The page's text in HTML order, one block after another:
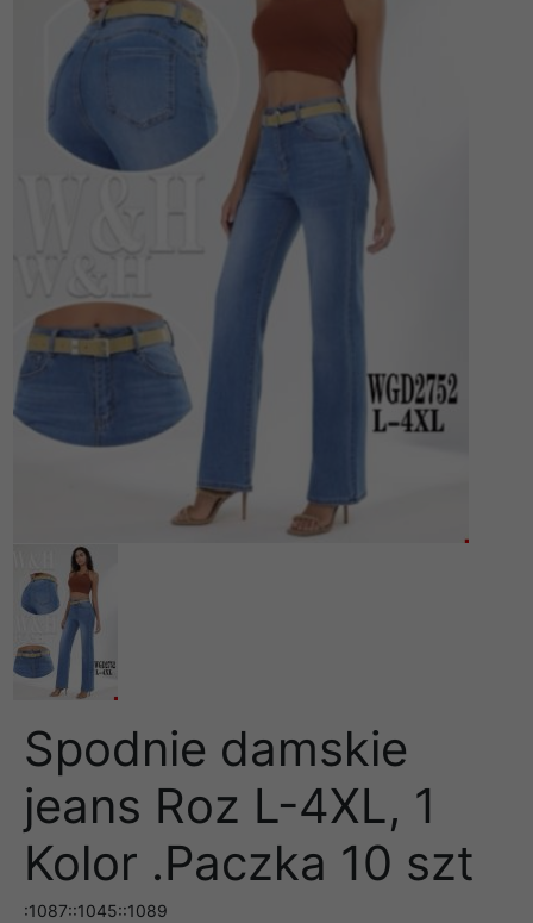
Spodnie damskie
jeans Roz L-4XL, 1
Kolor .Paczka 10 szt
:1087::1045::1089